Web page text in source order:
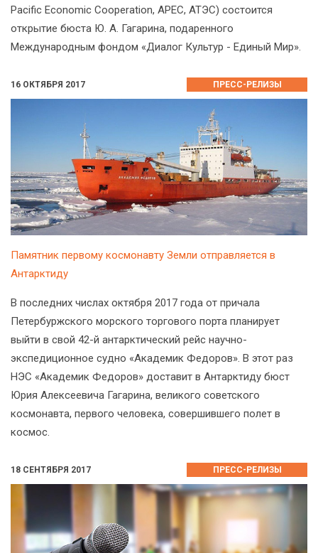
Pacific Economic Cooperation, APEC, АТЭС) состоится
открытие бюста Ю. А. Гагарина, подаренного
Международным фондом «Диалог Культур - Единый Мир».
16 ОКТЯБРЯ 2017 ПРЕСС-РЕЛИЗЫ
Памятник первому космонавту Земли отправляется в
Антарктиду
В последних числах октября 2017 года от причала
Петербуржского морского торгового порта планирует
выйти в свой 42-й антарктический рейс научно-
экспедиционное судно «Академик Федоров». В этот раз
НЭС «Академик Федоров» доставит в Антарктиду бюст
Юрия Алексеевича Гагарина, великого советского
космонавта, первого человека, совершившего полет в
космос.
18 СЕНТЯБРЯ 2017 ПРЕСС-РЕЛИЗЫ